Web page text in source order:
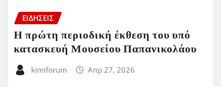
ΕΙΔΗΣΕΙΣ
Η πρώτη περιοδική έκθεση του υπό
κατασκευή Μουσείου Παπανικολάου
kimiforum Απρ 27, 2026